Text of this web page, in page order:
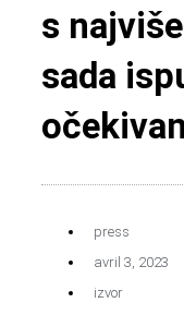
s
sada
press
avril 3, 2023
izvor